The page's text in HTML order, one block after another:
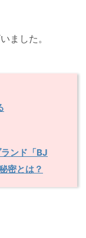
ました。
ンド「BJ
密とは？